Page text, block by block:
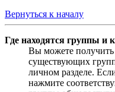
Вернуться к началу
Где находятся группы и
Вы можете
существующих
личном разделе.
нажмите